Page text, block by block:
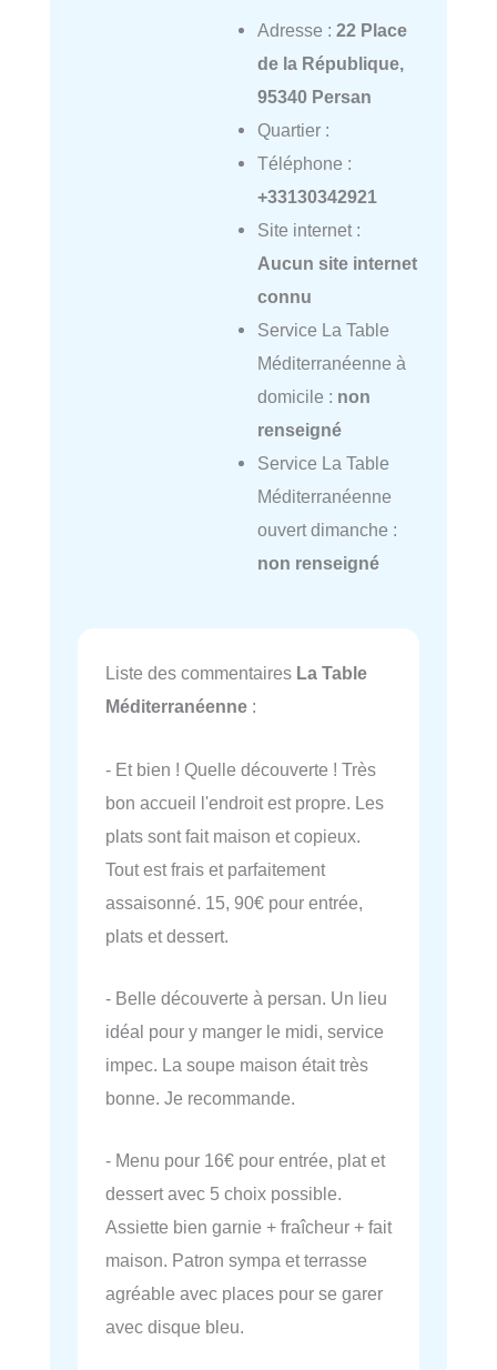
Adresse : 22 Place
de la République,
95340 Persan
Quartier :
Téléphone :
+33130342921
Site internet :
Aucun site internet
connu
Service La Table
Méditerranéenne à
domicile : non
renseigné
Service La Table
Méditerranéenne
ouvert dimanche :
non renseigné
Liste des commentaires La Table
Méditerranéenne :
- Et bien ! Quelle découverte ! Très
bon accueil l'endroit est propre. Les
plats sont fait maison et copieux.
Tout est frais et parfaitement
assaisonné. 15, 90€ pour entrée,
plats et dessert.
- Belle découverte à persan. Un lieu
idéal pour y manger le midi, service
impec. La soupe maison était très
bonne. Je recommande.
- Menu pour 16€ pour entrée, plat et
dessert avec 5 choix possible.
Assiette bien garnie + fraîcheur + fait
maison. Patron sympa et terrasse
agréable avec places pour se garer
avec disque bleu.